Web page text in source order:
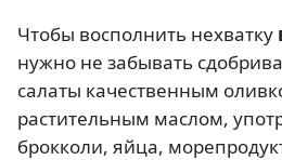
Чтобы восполнить нехватку
нужно не забывать
салаты качественным
растительным маслом,
брокколи, яйца,